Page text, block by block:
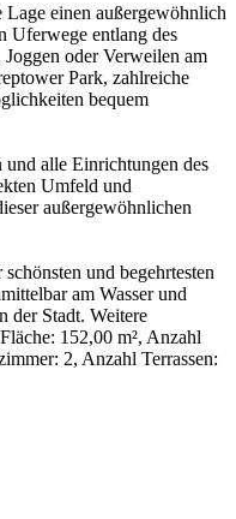
einen außergewöhnlich
Uferwege entlang des
oder Verweilen am
Park, zahlreiche
bequem
alle Einrichtungen des
Umfeld und
außergewöhnlichen
und begehrtesten
am Wasser und
der Stadt. Weitere
152,00 m², Anzahl
2, Anzahl Terrassen: